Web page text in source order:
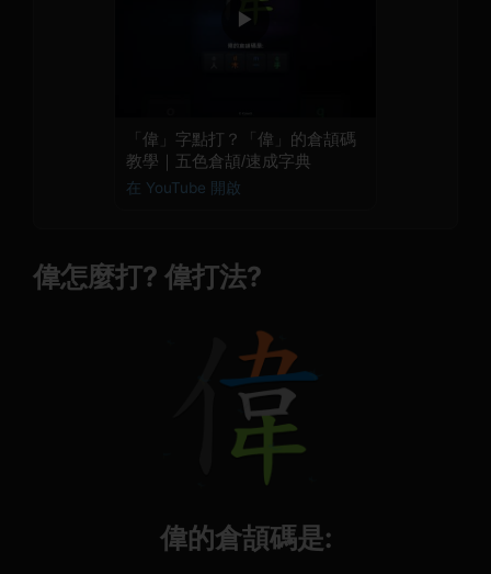
▶
「偉」字點打？「偉」的倉頡碼
教學｜五色倉頡/速成字典
在 YouTube 開啟
偉怎麼打? 偉打法?
偉的倉頡碼是: